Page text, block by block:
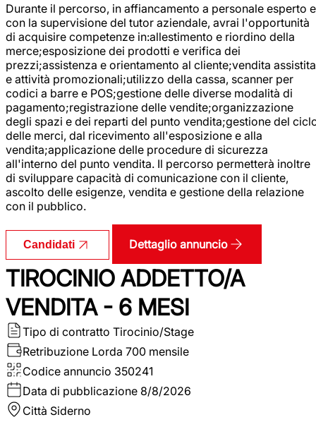
Durante il percorso, in affiancamento a personale esperto e
con la supervisione del tutor aziendale, avrai l'opportunità
di acquisire competenze in:allestimento e riordino della
merce;esposizione dei prodotti e verifica dei
prezzi;assistenza e orientamento al cliente;vendita assistita
e attività promozionali;utilizzo della cassa, scanner per
codici a barre e POS;gestione delle diverse modalità di
pagamento;registrazione delle vendite;organizzazione
degli spazi e dei reparti del punto vendita;gestione del
delle merci, dal ricevimento all'esposizione e alla
vendita;applicazione delle procedure di sicurezza
all'interno del punto vendita. Il percorso permetterà inoltre
di sviluppare capacità di comunicazione con il cliente,
ascolto delle esigenze, vendita e gestione della relazione
con il pubblico.
Candidati Dettaglio annuncio
TIROCINIO ADDETTO/A
VENDITA - 6 MESI
Tipo di contratto Tirocinio/Stage
Retribuzione Lorda 700 mensile
Codice annuncio 350241
Data di pubblicazione 8/8/2026
Città Siderno